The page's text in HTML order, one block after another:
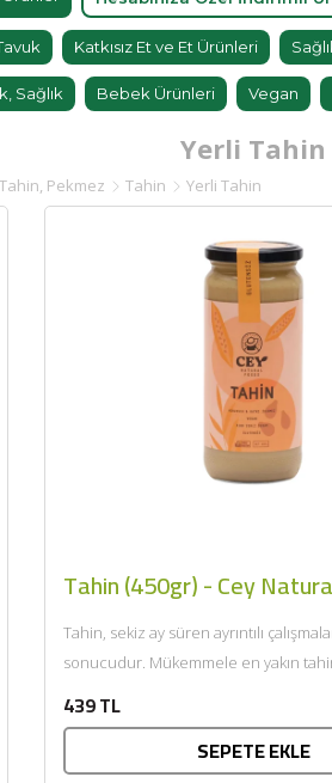
Katkısız Et ve Et Ürünleri
Sağlık Bebek Ürünleri Vegan
Yerli Tahin
Pekmez Tahin Yerli Tahin
Tahin (450gr) - Cey
Tahin, sekiz ay süren ayrıntılı
sonucudur. Mükemmele en yakın
439 TL
SEPETE EKLE